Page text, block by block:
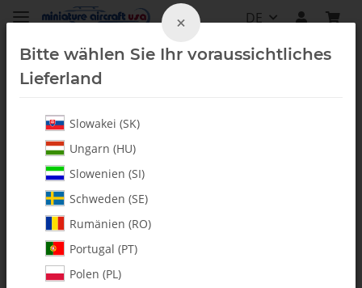
DE
Whiplash-T II
×
Bitte wählen Sie Ihr voraussichtliches
Lieferland
Slowakei (SK)
Ungarn (HU)
Slowenien (SI)
Schweden (SE)
Rumänien (RO)
Portugal (PT)
Polen (PL)